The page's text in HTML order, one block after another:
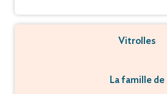
Vitrolles
La famille de